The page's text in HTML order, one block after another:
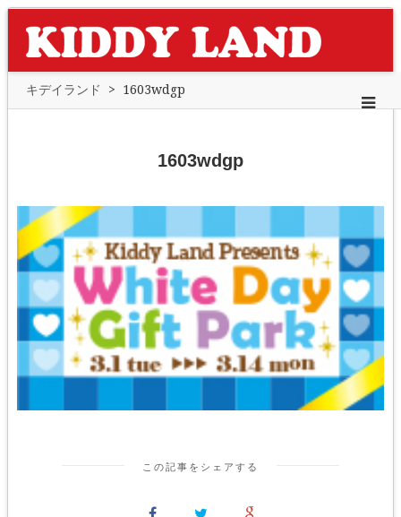
キデイランド > 1603wdgp
1603wdgp
この記事をシェアする